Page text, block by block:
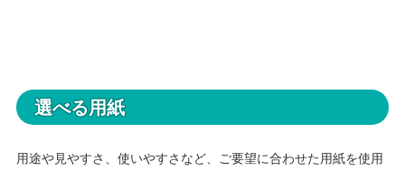
選べる用紙
用途や見やすさ、使いやすさなど、ご要望に合わせた用紙を使用